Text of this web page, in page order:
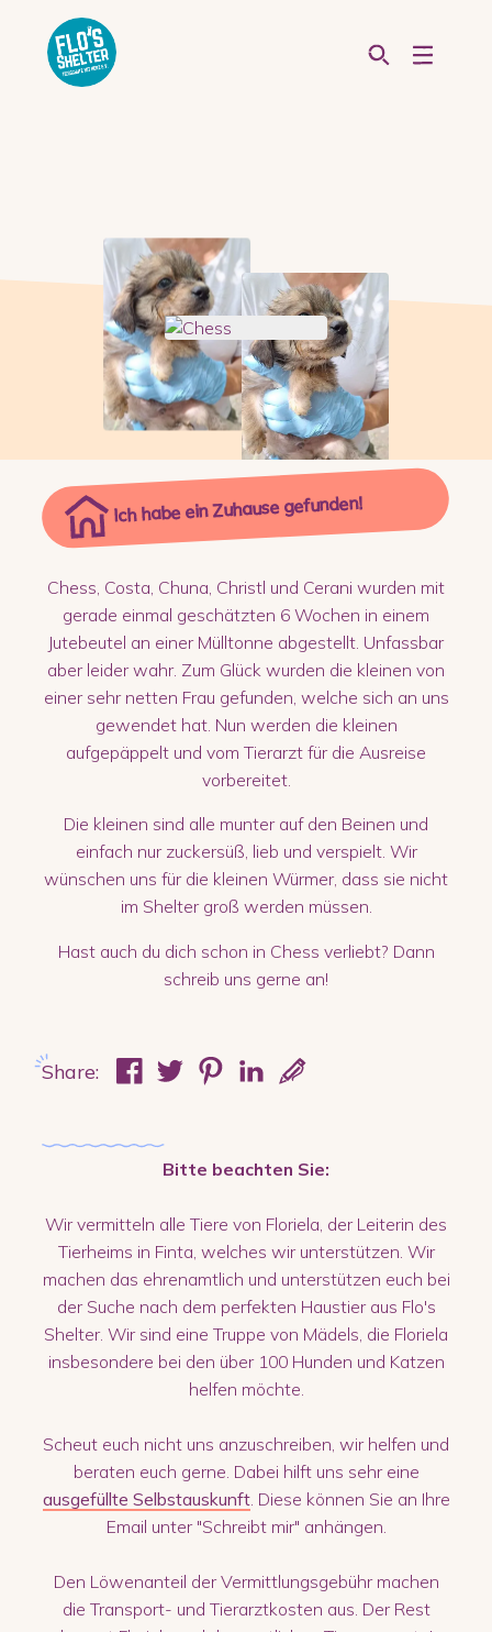
Ich habe ein Zuhause gefunden!
Chess, Costa, Chuna, Christl und Cerani wurden mit
gerade einmal geschätzten 6 Wochen in einem
Jutebeutel an einer Mülltonne abgestellt. Unfassbar
aber leider wahr. Zum Glück wurden die kleinen von
einer sehr netten Frau gefunden, welche sich an uns
gewendet hat. Nun werden die kleinen
aufgepäppelt und vom Tierarzt für die Ausreise
vorbereitet.
Die kleinen sind alle munter auf den Beinen und
einfach nur zuckersüß, lieb und verspielt. Wir
wünschen uns für die kleinen Würmer, dass sie nicht
im Shelter groß werden müssen.
Hast auch du dich schon in Chess verliebt? Dann
schreib uns gerne an!
Share:
Bitte beachten Sie:
Wir vermitteln alle Tiere von Floriela, der Leiterin des
Tierheims in Finta, welches wir unterstützen. Wir
machen das ehrenamtlich und unterstützen euch bei
der Suche nach dem perfekten Haustier aus Flo's
Shelter. Wir sind eine Truppe von Mädels, die Floriela
insbesondere bei den über 100 Hunden und Katzen
helfen möchte.
Scheut euch nicht uns anzuschreiben, wir helfen und
beraten euch gerne. Dabei hilft uns sehr eine
ausgefüllte Selbstauskunft. Diese können Sie an Ihre
Email unter "Schreibt mir" anhängen.
Den Löwenanteil der Vermittlungsgebühr machen
die Transport- und Tierarztkosten aus. Der Rest